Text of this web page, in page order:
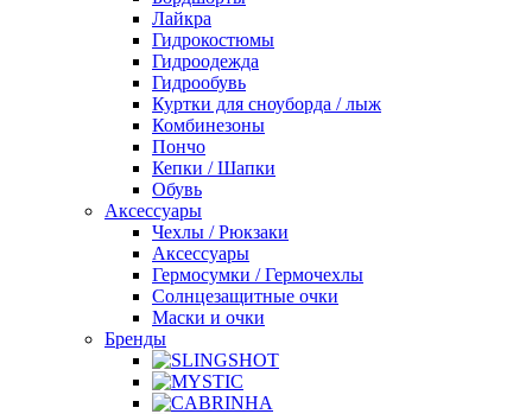
Лайкра
Гидрокостюмы
Гидроодежда
Гидрообувь
Куртки для сноуборда / лыж
Комбинезоны
Пончо
Кепки / Шапки
Обувь
Аксессуары
Чехлы / Рюкзаки
Аксессуары
Гермосумки / Гермочехлы
Солнцезащитные очки
Маски и очки
Бренды